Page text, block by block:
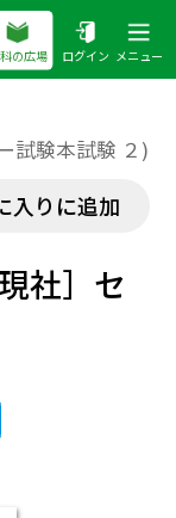
の広場 ログイン メニュー
試験本試験 ２)
入りに追加
社］セ